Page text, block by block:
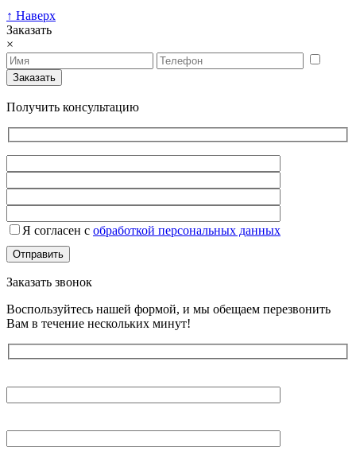
↑ Наверх
Заказать
×
Получить консультацию
Я согласен с обработкой персональных данных
Заказать звонок
Воспользуйтесь нашей формой, и мы обещаем перезвонить
Вам в течение нескольких минут!